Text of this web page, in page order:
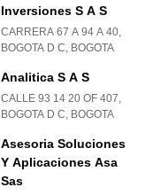
Inversiones S A S
CARRERA 67 A 94 A 40,
BOGOTA D C, BOGOTA
Analitica S A S
CALLE 93 14 20 OF 407,
BOGOTA D C, BOGOTA
Asesoria Soluciones
Y Aplicaciones Asa
Sas